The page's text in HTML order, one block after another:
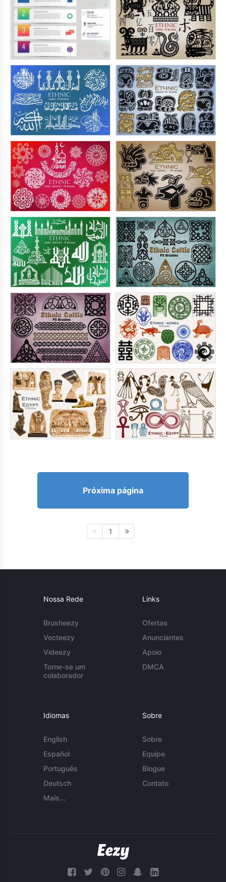
Próxima página
1
Nossa Rede
Brusheezy
Vecteezy
Videezy
Torne-se um
colaborador
Links
Ofertas
Anunciantes
Apoio
DMCA
Idiomas
English
Español
Português
Deutsch
Mais...
Sobre
Sobre
Equipe
Blogue
Contato